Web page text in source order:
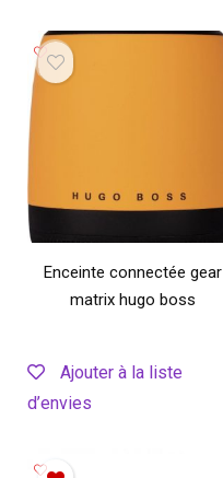
Enceinte connectée gear
matrix hugo boss
Ajouter à la liste
d’envies